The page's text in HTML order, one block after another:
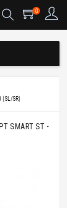
0
SR)
SMART ST -